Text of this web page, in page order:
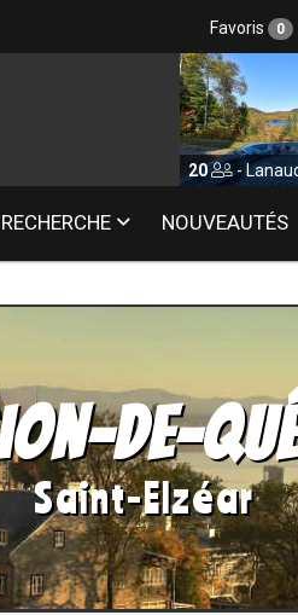
Favoris 0
RECHERCHE NOUVEAUTÉS
de-
Saint-Elzéar